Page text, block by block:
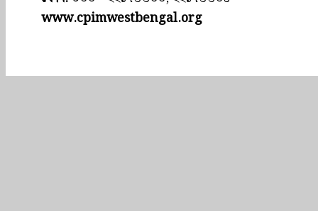
www.cpimwestbengal.org